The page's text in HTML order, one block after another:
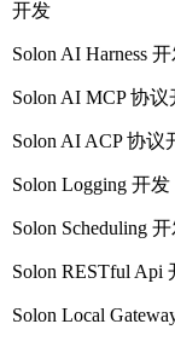
开发
Solon AI Harness
Solon AI MCP 协议
Solon AI ACP 协议
Solon Logging 开发
Solon Scheduling
Solon RESTful Api
Solon Local